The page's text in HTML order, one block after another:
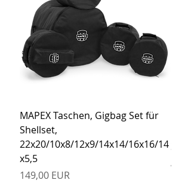
MAPEX Taschen, Gigbag Set für
Shellset,
22x20/10x8/12x9/14x14/16x16/14
x5,5
Ár
149,00 EUR
Ár
ÁFA